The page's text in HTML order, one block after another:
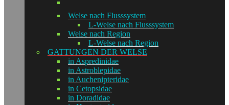
Welse nach Flusssystem
L-Welse nach Flusssystem
Welse nach Region
L-Welse nach Region
GATTUNGEN DER WELSE
in Aspredinidae
in Astroblepidae
in Auchenipteridae
in Cetopsidae
in Doradidae